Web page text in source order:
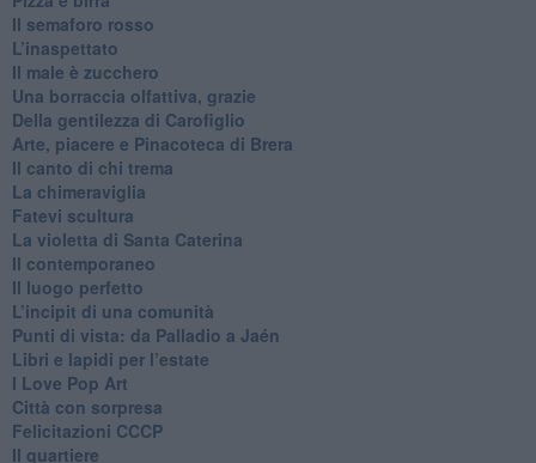
​Il semaforo rosso
​L’inaspettato
​Il male è zucchero
​Una borraccia olfattiva, grazie
​Della gentilezza di Carofiglio
Arte, piacere e Pinacoteca di Brera
​Il canto di chi trema
La chimeraviglia
​Fatevi scultura
​La violetta di Santa Caterina
​Il contemporaneo
​Il luogo perfetto
​L’incipit di una comunità
Punti di vista: da Palladio a Jaén
​Libri e lapidi per l’estate
​I Love Pop Art
Città con sorpresa
Felicitazioni CCCP
​Il quartiere